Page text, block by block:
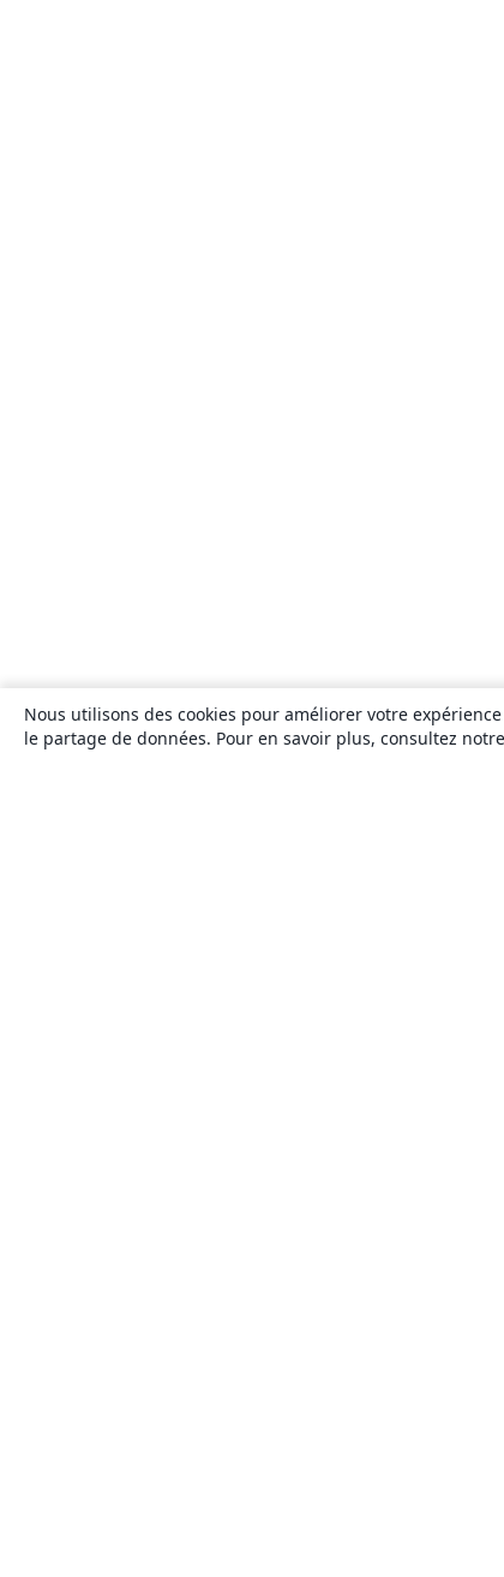
Nous utilisons des cookies pour améliorer votre
le partage de données. Pour en savoir plus, consultez notre